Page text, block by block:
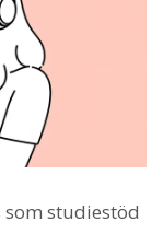
studiestöd